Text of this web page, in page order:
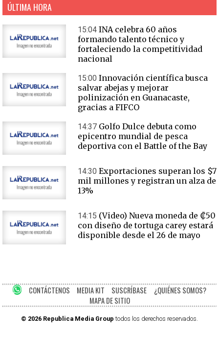
ÚLTIMA HORA
15:04 INA celebra 60 años
formando talento técnico y
fortaleciendo la competitividad
nacional
15:00 Innovación científica busca
salvar abejas y mejorar
polinización en Guanacaste,
gracias a FIFCO
14:37 Golfo Dulce debuta como
epicentro mundial de pesca
deportiva con el Battle of the Bay
14:30 Exportaciones superan los $7
mil millones y registran un alza de
13%
14:15 (Video) Nueva moneda de ₡50
con diseño de tortuga carey estará
disponible desde el 26 de mayo
CONTÁCTENOS MEDIA KIT SUSCRÍBASE
¿QUIÉNES SOMOS?
MAPA DE SITIO
© 2026 Republica Media Group todos los derechos reservados.